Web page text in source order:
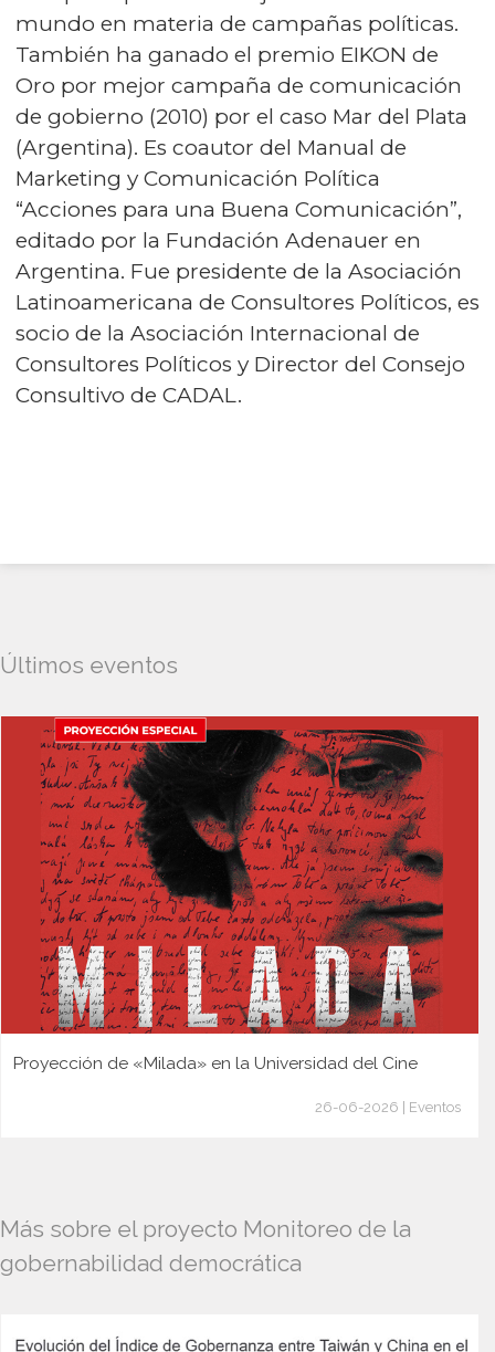
mundo en materia de campañas políticas.
También ha ganado el premio EIKON de
Oro por mejor campaña de comunicación
de gobierno (2010) por el caso Mar del Plata
(Argentina). Es coautor del Manual de
Marketing y Comunicación Política
“Acciones para una Buena Comunicación”,
editado por la Fundación Adenauer en
Argentina. Fue presidente de la Asociación
Latinoamericana de Consultores Políticos, es
socio de la Asociación Internacional de
Consultores Políticos y Director del Consejo
Consultivo de CADAL.
Últimos eventos
Proyección de «Milada» en la Universidad del Cine
26-06-2026 | Eventos
Más sobre el proyecto Monitoreo de la
gobernabilidad democrática